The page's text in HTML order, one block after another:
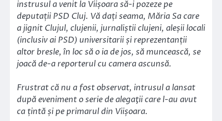
instrusul a venit la Viișoara să-i pozeze pe
deputații PSD Cluj. Vă dați seama, Măria Sa care
a jignit Clujul, clujenii, jurnaliștii clujeni, aleșii locali
(inclusiv ai PSD) universitarii și reprezentanții
altor bresle, în loc să o ia de jos, să muncească, se
joacă de-a reporterul cu camera ascunsă.
Frustrat că nu a fost observat, intrusul a lansat
după eveniment o serie de alegaţii care l-au avut
ca țintă și pe primarul din Viișoara.